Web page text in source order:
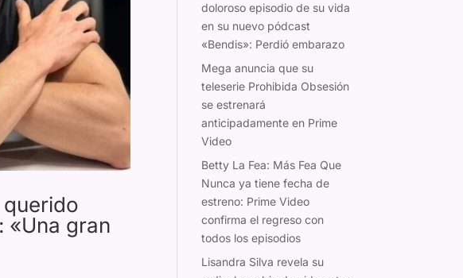
«Una gran
doloroso episodio de su vida
en su nuevo pódcast
«Bendis»: Perdió embarazo
Mega anuncia que su
teleserie Prohibida Obsesión
se estrenará
anticipadamente en Prime
Video
Betty La Fea: Más Fea Que
Nunca ya tiene fecha de
estreno: Prime Video
confirma el regreso con
todos los episodios
Lisandra Silva revela su